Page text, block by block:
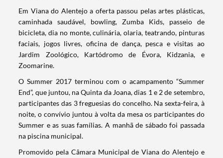
Categorias gerais
Em Viana do Alentejo a oferta passou pelas artes plásticas,
caminhada saudável, bowling, Zumba Kids, passeio de
bicicleta, dia no monte, culinária, olaria, teatrando, pinturas
faciais, jogos livres, oficina de dança, pesca e visitas ao
Jardim Zoológico, Kartódromo de Évora, Kidzania, e
Zoomarine.
O Summer 2017 terminou com o acampamento “Summer
End”, que juntou, na Quinta da Joana, dias 1 e 2 de setembro,
participantes das 3 freguesias do concelho. Na sexta-feira, à
noite, o convívio juntou à volta da mesa os participantes do
Summer e as suas famílias. A manhã de sábado foi passada
na piscina municipal.
Promovido pela Câmara Municipal de Viana do Alentejo e